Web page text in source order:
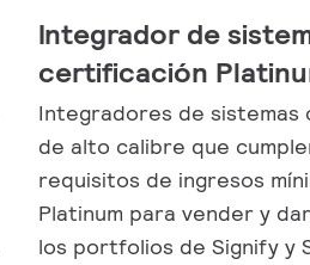
Integrador de
certificación
Integradores de
de alto calibre que
requisitos de ingresos
Platinum para vender y
los portfolios de Signify y